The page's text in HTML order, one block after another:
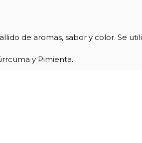
de aromas, sabor y color. Se
y Pimienta.